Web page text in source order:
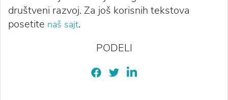
društveni razvoj. Za još korisnih tekstova
posetite naš sajt.
PODELI